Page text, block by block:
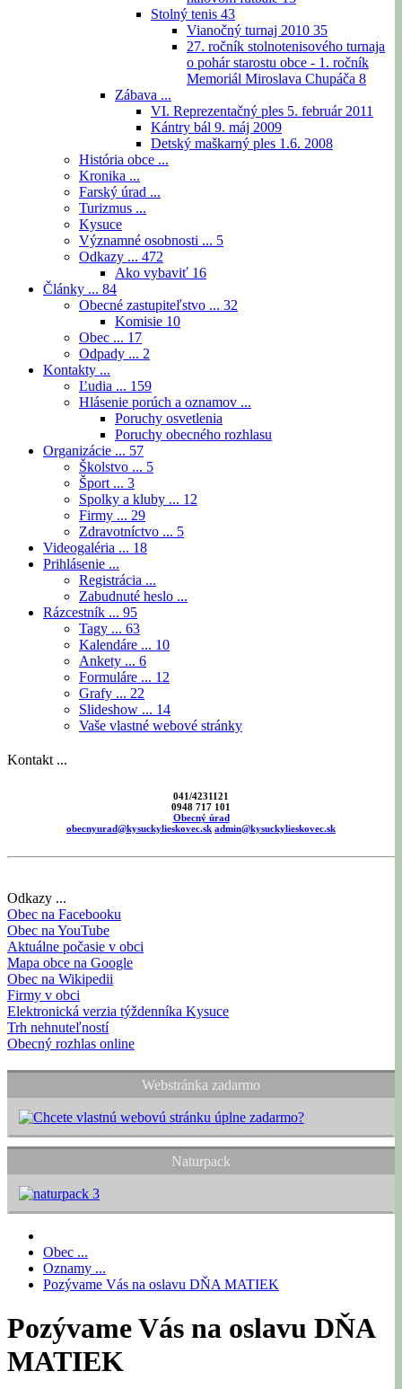
Stolný tenis 43
Vianočný turnaj 2010 35
27. ročník stolnotenisového turnaja
o pohár starostu obce - 1. ročník
Memoriál Miroslava Chupáča 8
Zábava ...
VI. Reprezentačný ples 5. február 2011
Kántry bál 9. máj 2009
Detský maškarný ples 1.6. 2008
História obce ...
Kronika ...
Farský úrad ...
Turizmus ...
Kysuce
Významné osobnosti ... 5
Odkazy ... 472
Ako vybaviť 16
Články ... 84
Obecné zastupiteľstvo ... 32
Komisie 10
Obec ... 17
Odpady ... 2
Kontakty ...
Ľudia ... 159
Hlásenie porúch a oznamov ...
Poruchy osvetlenia
Poruchy obecného rozhlasu
Organizácie ... 57
Školstvo ... 5
Šport ... 3
Spolky a kluby ... 12
Firmy ... 29
Zdravotníctvo ... 5
Videogaléria ... 18
Prihlásenie ...
Registrácia ...
Zabudnuté heslo ...
Rázcestník ... 95
Tagy ... 63
Kalendáre ... 10
Ankety ... 6
Formuláre ... 12
Grafy ... 22
Slideshow ... 14
Vaše vlastné webové stránky
Kontakt ...
041/4231121
0948 717 101
Obecný úrad
obecnyurad@kysuckylieskovec.sk admin@kysuckylieskovec.sk
Odkazy ...
Obec na Facebooku
Obec na YouTube
Aktuálne počasie v obci
Mapa obce na Google
Obec na Wikipedii
Firmy v obci
Elektronická verzia týždenníka Kysuce
Trh nehnuteľností
Obecný rozhlas online
Webstránka zadarmo
Naturpack
Obec ...
Oznamy ...
Pozývame Vás na oslavu DŇA MATIEK
Pozývame Vás na oslavu DŇA
MATIEK